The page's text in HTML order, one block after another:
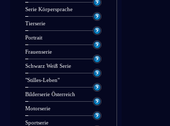
Serie Körpersprache
Tierserie
Portrait
Frauenserie
Schwarz Weiß Serie
"Stilles-Leben"
Bilderserie Österreich
Motorserie
Sportserie